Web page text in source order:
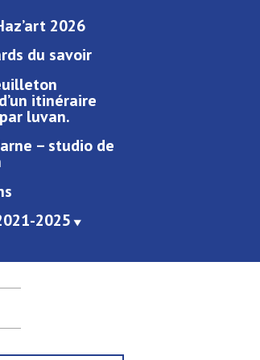
2026
du savoir
itinéraire
luvan.
– studio de
2025